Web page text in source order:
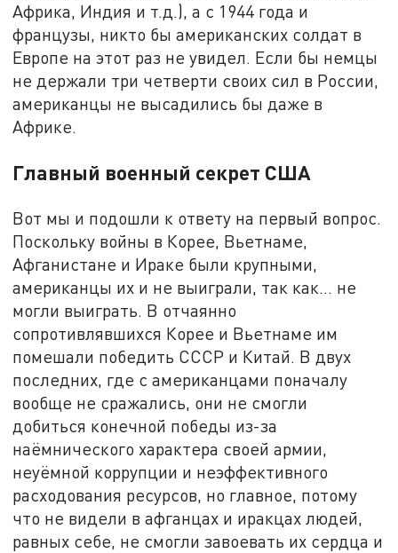
Африка, Индия и т.д.), а с 1944 года и
французы, никто бы американских солдат в
Европе на этот раз не увидел. Если бы немцы
не держали три четверти своих сил в России,
американцы не высадились бы даже в
Африке.
Главный военный секрет США
Вот мы и подошли к ответу на первый вопрос.
Поскольку войны в Корее, Вьетнаме,
Афганистане и Ираке были крупными,
американцы их и не выиграли, так как… не
могли выиграть. В отчаянно
сопротивлявшихся Корее и Вьетнаме им
помешали победить СССР и Китай. В двух
последних, где с американцами поначалу
вообще не сражались, они не смогли
добиться конечной победы из-за
наёмнического характера своей армии,
неуёмной коррупции и неэффективного
расходования ресурсов, но главное, потому
что не видели в афганцах и иракцах людей,
равных себе, не смогли завоевать их сердца и